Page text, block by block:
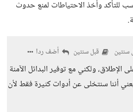
للتأكد وأخذ الاحتياطات لمنع حدوث
سنتين قبل سنتين أضف ردا
ولكني مع توفير البدائل الآمنة
أننا سنتخلى عن أدوات كثيرة فقط لأن